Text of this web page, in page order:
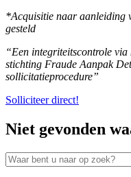
*Acquisitie naar aanleiding
gesteld
“Een integriteitscontrole
stichting Fraude Aanpak
sollicitatieprocedure”
Solliciteer direct!
Niet gevonden